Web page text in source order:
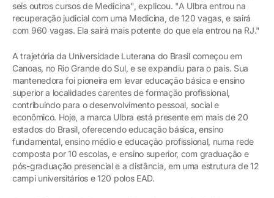
seis outros cursos de Medicina", explicou. "A Ulbra entrou na
recuperação judicial com uma Medicina, de 120 vagas, e sairá
com 960 vagas. Ela sairá mais potente do que ela entrou na RJ."
A trajetória da Universidade Luterana do Brasil começou em
Canoas, no Rio Grande do Sul, e se expandiu para o país. Sua
mantenedora foi pioneira em levar educação básica e ensino
superior a localidades carentes de formação profissional,
contribuindo para o desenvolvimento pessoal, social e
econômico. Hoje, a marca Ulbra está presente em mais de 20
estados do Brasil, oferecendo educação básica, ensino
fundamental, ensino médio e educação profissional, numa rede
composta por 10 escolas, e ensino superior, com graduação e
pós-graduação presencial e a distância, em uma estrutura de 12
campi universitários e 120 polos EAD.